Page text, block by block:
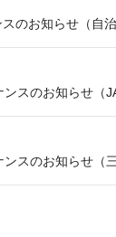
のお知らせ（自
スのお知らせ（
スのお知らせ（